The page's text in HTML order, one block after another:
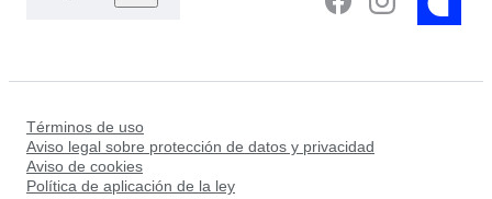
Términos de uso
Aviso legal sobre protección de datos y privacidad
Aviso de cookies
Política de aplicación de la ley